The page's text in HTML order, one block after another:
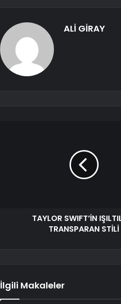
ALİ GİRAY
TAYLOR SWIFT’İN
TRANSPARAN STİLİ
İlgili Makaleler